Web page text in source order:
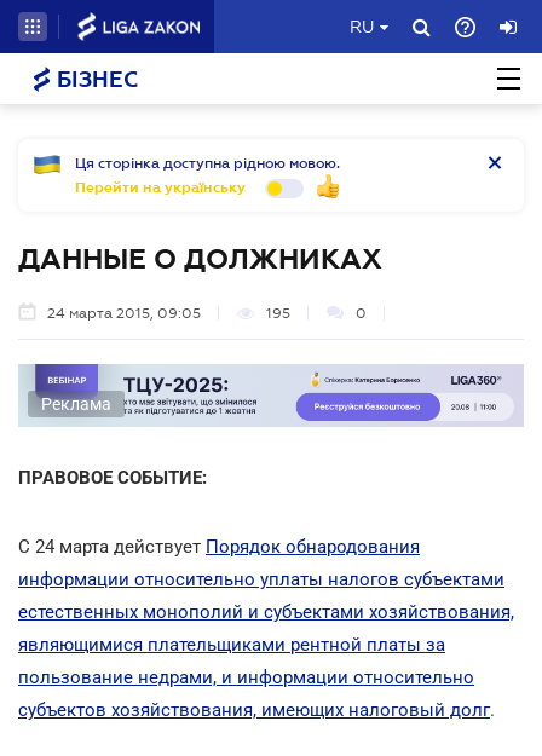
RU
БІЗНЕС
Ця сторінка доступна рідною мовою.
Перейти на українську
ДАННЫЕ О ДОЛЖНИКАХ
24 марта 2015, 09:05 195 0
Реклама
ПРАВОВОЕ СОБЫТИЕ:
С 24 марта действует Порядок обнародования
информации относительно уплаты налогов субъектами
естественных монополий и субъектами хозяйствования,
являющимися плательщиками рентной платы за
пользование недрами, и информации относительно
субъектов хозяйствования, имеющих налоговый долг.